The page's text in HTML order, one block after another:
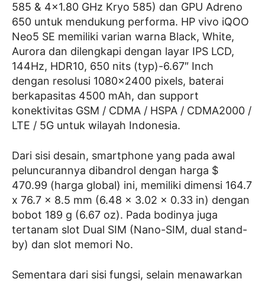
585 & 4×1.80 GHz Kryo 585) dan GPU Adreno
650 untuk mendukung performa. HP vivo iQOO
Neo5 SE memiliki varian warna Black, White,
Aurora dan dilengkapi dengan layar IPS LCD,
144Hz, HDR10, 650 nits (typ)-6.67″ Inch
dengan resolusi 1080×2400 pixels, baterai
berkapasitas 4500 mAh, dan support
konektivitas GSM / CDMA / HSPA / CDMA2000 /
LTE / 5G untuk wilayah Indonesia.
Dari sisi desain, smartphone yang pada awal
peluncurannya dibandrol dengan harga $
470.99 (harga global) ini, memiliki dimensi 164.7
x 76.7 x 8.5 mm (6.48 x 3.02 x 0.33 in) dengan
bobot 189 g (6.67 oz). Pada bodinya juga
tertanam slot Dual SIM (Nano-SIM, dual stand-
by) dan slot memori No.
Sementara dari sisi fungsi, selain menawarkan